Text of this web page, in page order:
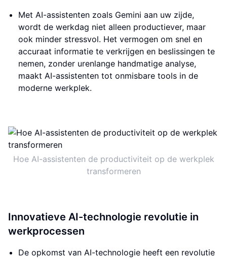
Met AI-assistenten zoals Gemini aan uw zijde,
wordt de werkdag niet alleen productiever, maar
ook minder stressvol. Het vermogen om snel en
accuraat informatie te verkrijgen en beslissingen te
nemen, zonder urenlange handmatige analyse,
maakt AI-assistenten tot onmisbare tools in de
moderne werkplek.
Hoe AI-assistenten de productiviteit op de werkplek
transformeren
Innovatieve AI-technologie revolutie in
werkprocessen
De opkomst van AI-technologie heeft een revolutie